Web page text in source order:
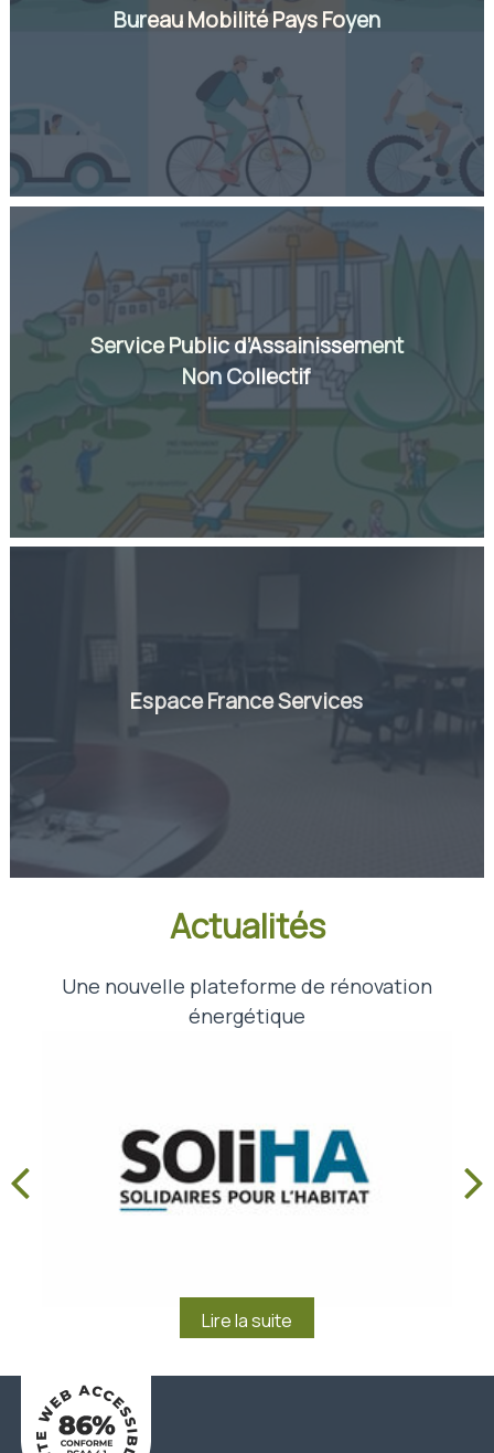
Bureau Mobilité Pays Foyen
Service Public d’Assainissement
Non Collectif
Espace France Services
Actualités
Une nouvelle plateforme de rénovation
énergétique